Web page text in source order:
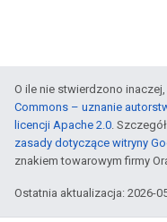
O ile nie stwierdzono
Commons – uznanie
licencji Apache 2.0.
zasady dotyczące witryny
znakiem towarowym firmy
Ostatnia aktualizacja: 2026-